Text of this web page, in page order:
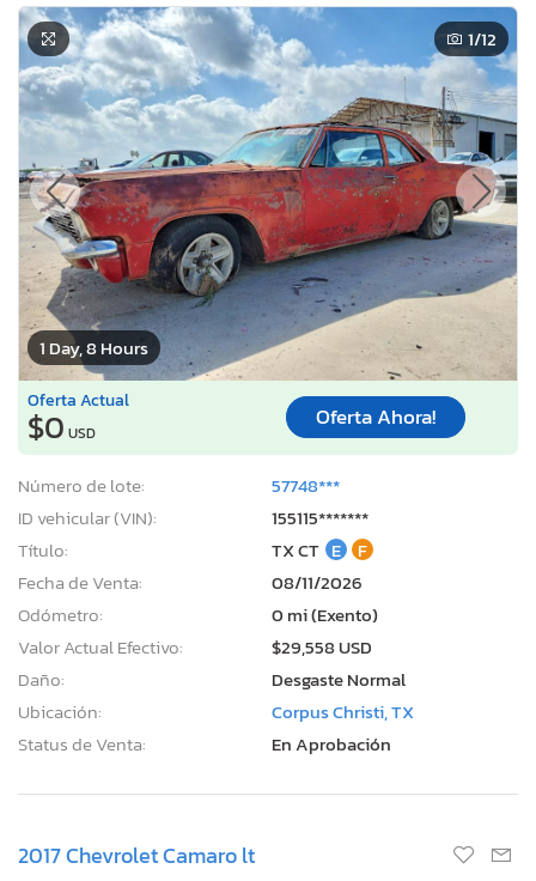
1 Day, 8 Hours
1/12
Oferta Actual
$0 USD
Oferta Ahora!
Número de lote:
57748***
ID vehicular (VIN):
155115*******
Título:
TX CT E
F
Fecha de Venta:
08/11/2026
Odómetro:
0 mi (Exento)
Valor Actual Efectivo:
$29,558 USD
Daño:
Desgaste Normal
Ubicación:
Corpus Christi, TX
Status de Venta:
En Aprobación
2017 Chevrolet Camaro lt